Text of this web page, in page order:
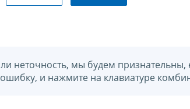
неточность, мы будем
и нажмите на клавиатуре